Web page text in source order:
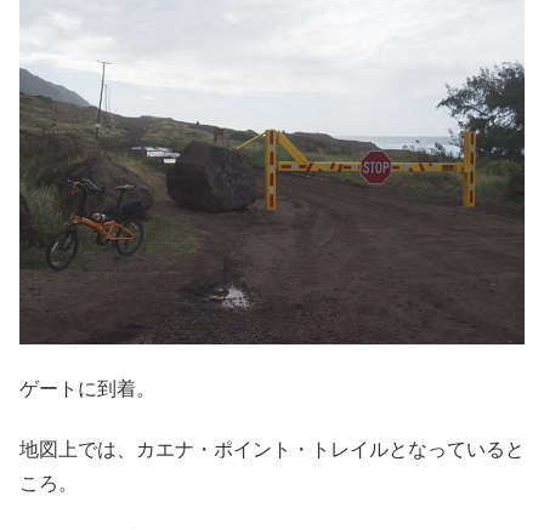
ゲートに到着。
地図上では、カエナ・ポイント・トレイルとなっていると
ころ。